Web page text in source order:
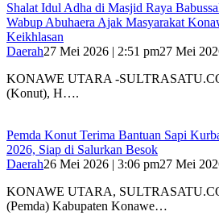
Shalat Idul Adha di Masjid Raya
Wabup Abuhaera Ajak Masyarakat
Keikhlasan
Daerah27 Mei 2026 | 2:51 pm27 Mei
KONAWE UTARA -
(Konut), H….
Pemda Konut Terima Bantuan Sapi
2026, Siap di Salurkan Besok
Daerah26 Mei 2026 | 3:06 pm27 Mei
KONAWE UTARA,
(Pemda) Kabupaten Konawe…